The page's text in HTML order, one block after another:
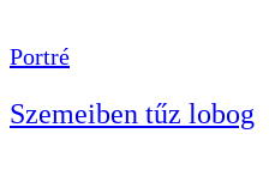
Portré
Szemeiben tűz lobog